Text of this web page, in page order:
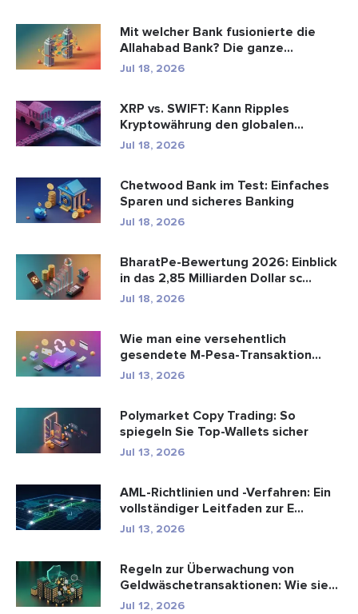
Mit welcher Bank fusionierte die
Allahabad Bank? Die ganze
Geschic...
Jul 18, 2026
XRP vs. SWIFT: Kann Ripples
Kryptowährung den globalen
Zahlungsve...
Jul 18, 2026
Chetwood Bank im Test: Einfaches
Sparen und sicheres Banking
Jul 18, 2026
BharatPe-Bewertung 2026: Einblick
in das 2,85 Milliarden Dollar sc...
Jul 18, 2026
Wie man eine versehentlich
gesendete M-Pesa-Transaktion
rückgäng...
Jul 13, 2026
Polymarket Copy Trading: So
spiegeln Sie Top-Wallets sicher
Jul 13, 2026
AML-Richtlinien und -Verfahren: Ein
vollständiger Leitfaden zur E...
Jul 13, 2026
Regeln zur Überwachung von
Geldwäschetransaktionen: Wie sie
Fina...
Jul 12, 2026